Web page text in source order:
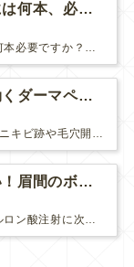
ヒアルロン酸、私には何本、必要ですか？
毛穴とニキビ跡に効くダーマペン４フルコース
ダーマペン4フルコースはニキビ跡や毛穴開きで悩まれている方に自信を持ってお勧めできる美肌治療です。 ↑ ダーマペン4フルコースを4回行いました。 ニキビ跡と毛穴開きが改善して肌のキメが整いまし...
縦ジワだけじゃない！眉間のボトックス注射
ボトックスは当院でヒアルロン酸注射に次いで人気のある治療です。 私自身、美容治療が制限されていた妊娠・授乳中に一番やりたかったのはボトックスで、 「ボトックスが世の中から無くなったら困る！」と...